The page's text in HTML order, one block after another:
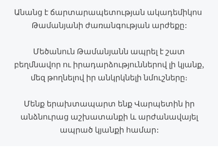
Անանց է ճարտարապետության ակադեմիկոս
Թամանյանի ժառանգության արժեքը:
Մեծանուն Թամանյանն ապրել է շատ
բեղմնավոր ու իրադարձություններով լի կյանք,
մեզ թողնելով իր անկրկնելի նմուշները։
Մենք երախտապարտ ենք Վարպետին իր
անձնուրաց աշխատանքի և արժանավայել
ապրած կյանքի համար: